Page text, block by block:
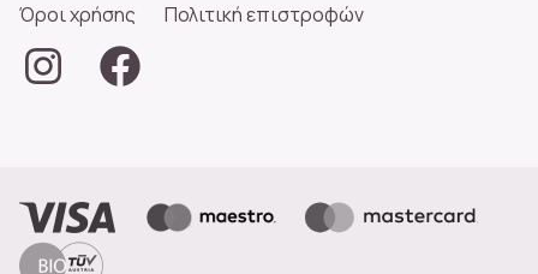
Όροι χρήσης Πολιτική επιστροφών